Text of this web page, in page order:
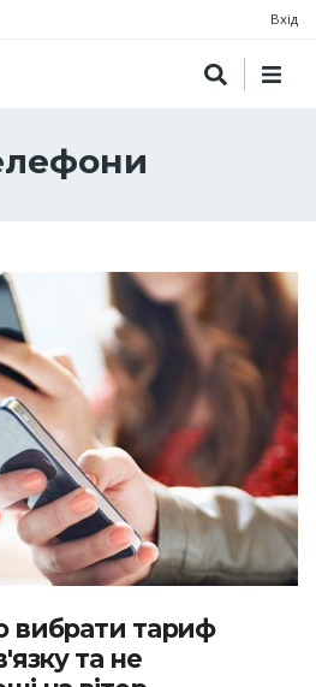
Вхід
вибрати тариф
та не